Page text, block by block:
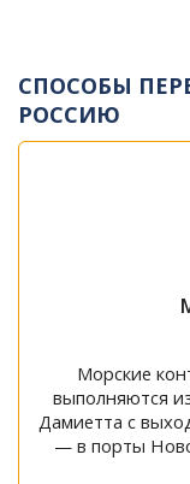
СПОСОБЫ
РОССИЮ
Морские
выполняются
Дамиетта с
— в порты